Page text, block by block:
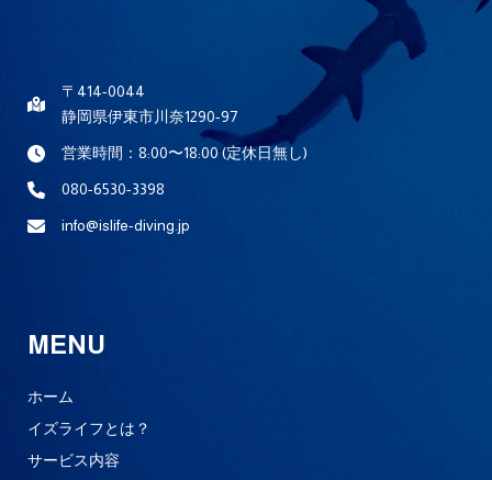
〒414-0044
静岡県伊東市川奈1290-97
営業時間：8:00〜18:00 (定休日無し)
080-6530-3398
info@islife-diving.jp
MENU
ホーム
イズライフとは？
サービス内容